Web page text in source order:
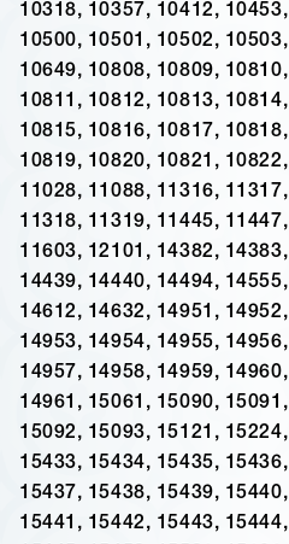
10318, 10357, 10412, 10453,
10500, 10501, 10502, 10503,
10649, 10808, 10809, 10810,
10811, 10812, 10813, 10814,
10815, 10816, 10817, 10818,
10819, 10820, 10821, 10822,
11028, 11088, 11316, 11317,
11318, 11319, 11445, 11447,
11603, 12101, 14382, 14383,
14439, 14440, 14494, 14555,
14612, 14632, 14951, 14952,
14953, 14954, 14955, 14956,
14957, 14958, 14959, 14960,
14961, 15061, 15090, 15091,
15092, 15093, 15121, 15224,
15433, 15434, 15435, 15436,
15437, 15438, 15439, 15440,
15441, 15442, 15443, 15444,